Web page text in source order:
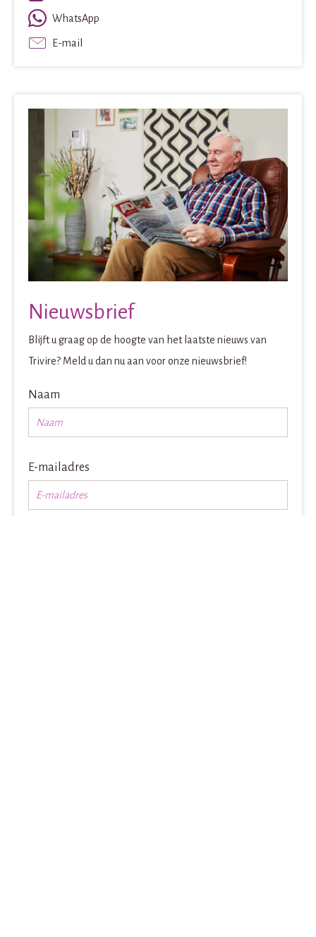
WhatsApp
E-mail
Nieuwsbrief
Blijft u graag op de hoogte van het laatste nieuws van
Trivire? Meld u dan nu aan voor onze nieuwsbrief!
Naam
E-mailadres